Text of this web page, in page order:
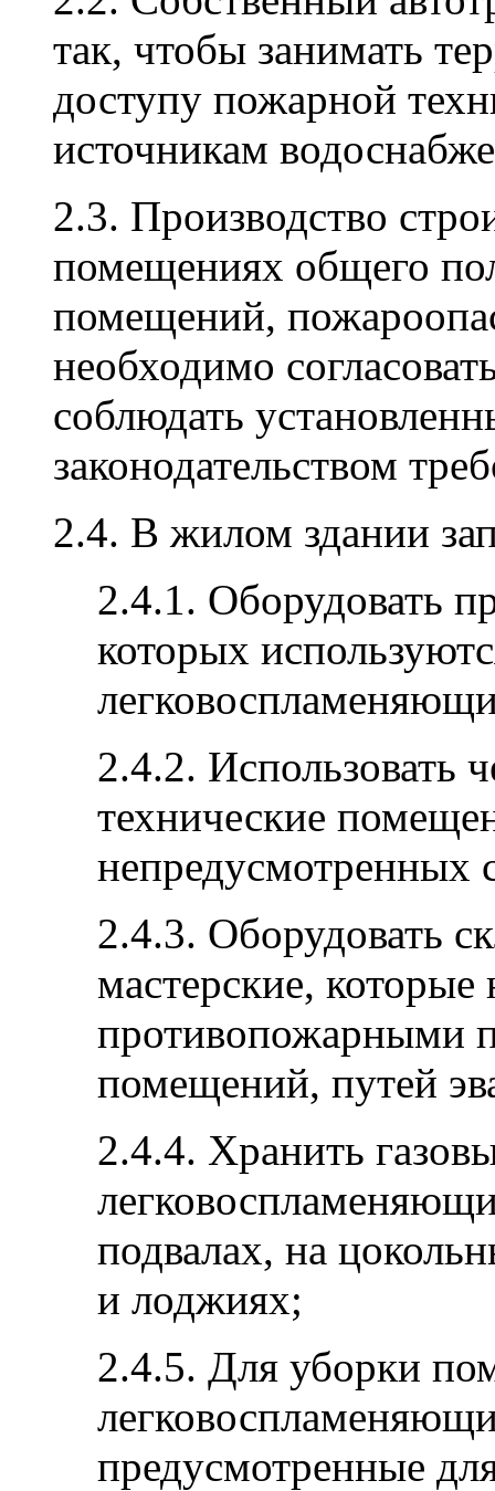
так, чтобы занимать
доступу пожарной
источникам
2.3. Производство
помещениях общего
помещений,
необходимо
соблюдать
законодательством
2.4. В жилом здании
2.4.1. Оборудовать
которых
2.4.2. Использовать
технические
непредусмотренных
2.4.3. Оборудовать
мастерские, которые
противопожарными
помещений, путей
2.4.4. Хранить
подвалах, на
и лоджиях;
2.4.5. Для уборки
предусмотренные